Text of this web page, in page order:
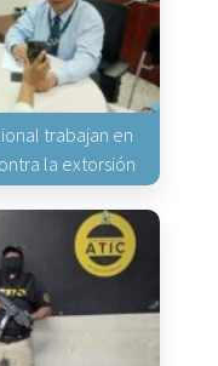
trabajan en
la extorsión